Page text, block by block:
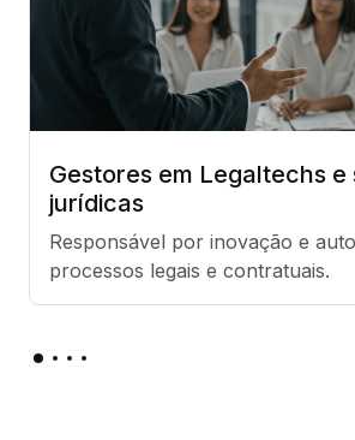
Gestores em Legaltechs
jurídicas
Responsável por inovação e
processos legais e contratuais.